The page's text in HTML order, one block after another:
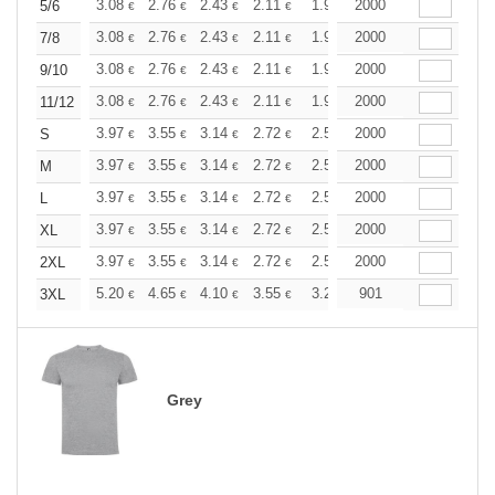
5/6
3.08 € 2.76 € 2.43 € 2.11 € 1.95 1.86
2000
7/8
3.08 € 2.76 € 2.43 € 2.11 € 1.95 1.86
2000
9/10
3.08 € 2.76 € 2.43 € 2.11 € 1.95 1.86
2000
11/12
3.08 € 2.76 € 2.43 € 2.11 € 1.95 1.86
2000
S
3.97 € 3.55 € 3.14 € 2.72 € 2.51 2.40
2000
M
3.97 € 3.55 € 3.14 € 2.72 € 2.51 2.40
2000
L
3.97 € 3.55 € 3.14 € 2.72 € 2.51 2.40
2000
XL
3.97 € 3.55 € 3.14 € 2.72 € 2.51 2.40
2000
2XL
3.97 € 3.55 € 3.14 € 2.72 € 2.51 2.40
2000
3XL
5.20 € 4.65 € 4.10 € 3.55 € 3.28 3.14
901
Grey